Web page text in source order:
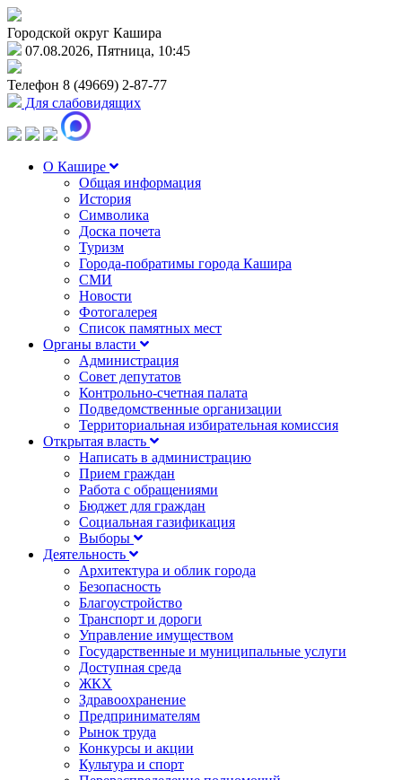
Городской округ Кашира
07.08.2026, Пятница, 10:45
Телефон 8 (49669) 2-87-77
Для слабовидящих
О Кашире
Общая информация
История
Символика
Доска почета
Туризм
Города-побратимы города Кашира
СМИ
Новости
Фотогалерея
Список памятных мест
Органы власти
Администрация
Совет депутатов
Контрольно-счетная палата
Подведомственные организации
Территориальная избирательная комиссия
Открытая власть
Написать в администрацию
Прием граждан
Работа с обращениями
Бюджет для граждан
Социальная газификация
Выборы
Деятельность
Архитектура и облик города
Безопасность
Благоустройство
Транспорт и дороги
Управление имуществом
Государственные и муниципальные услуги
Доступная среда
ЖКХ
Здравоохранение
Предпринимателям
Рынок труда
Конкурсы и акции
Культура и спорт